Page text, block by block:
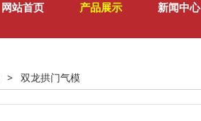
网站首页 产品展示 新闻中心
> 双龙拱门气模